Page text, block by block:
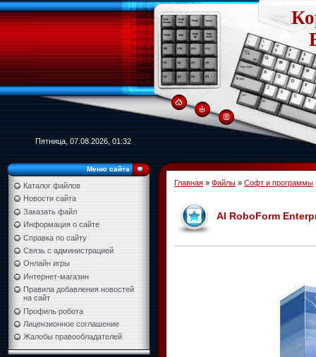
Пятница, 07.08.2026, 01:32
Меню сайта
Каталог файлов
Новости сайта
Заказать файл
Информация о сайте
Справка по сайту
Связь с администрацией
Онлайн игры
Интернет-магазин
Правила добавления новостей
на сайт
Профиль робота
Лицензионное соглашение
Жалобы правообладателей
Главная » Файлы » Софт и программы
AI RoboForm